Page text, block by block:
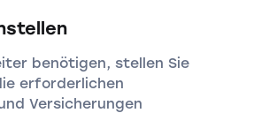
benötigen, stellen Sie
erforderlichen
Versicherungen